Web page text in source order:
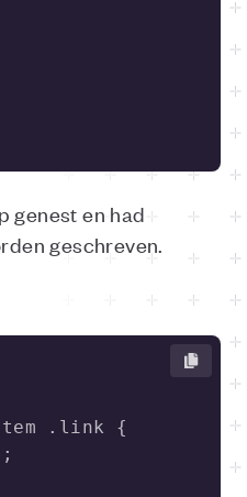
genest en had
geschreven.